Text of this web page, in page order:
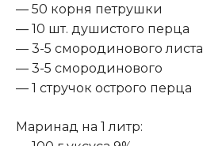
— 50 корня петрушки
— 10 шт. душистого перца
— 3-5 смородинового листа
— 3-5 смородинового
— 1 стручок острого перца
Маринад на 1 литр: